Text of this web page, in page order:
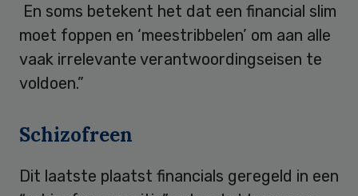
En soms betekent het dat een financial slim
moet foppen en ‘meestribbelen’ om aan alle
vaak irrelevante verantwoordingseisen te
voldoen.”
Schizofreen
Dit laatste plaatst financials geregeld in een